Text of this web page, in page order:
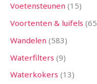
Voetensteunen 15
Voortenten & luifels 65
Wandelen 583
Waterfilters 9
Waterkokers 13